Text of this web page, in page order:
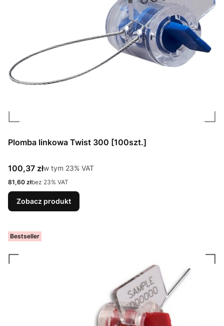
Plomba linkowa Twist 300 [100szt.]
Cena brutto
100,37 złw tym %s VAT
w tym 23% VAT
Cena netto
81,60 złbez 23% VAT
Zobacz produkt
Bestseller